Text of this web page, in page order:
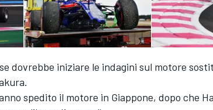
dovrebbe iniziare le indagini sul motore
spedito il motore in Giappone, dopo che